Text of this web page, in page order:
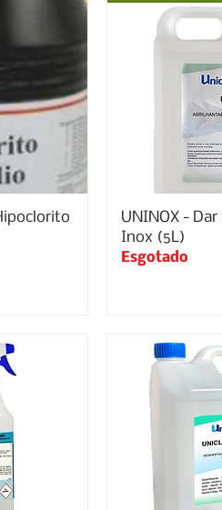
UNINOX -
Inox (5L)
Esgotado